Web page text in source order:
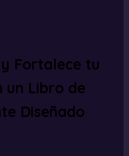
Fortalece tu
un Libro de
Diseñado